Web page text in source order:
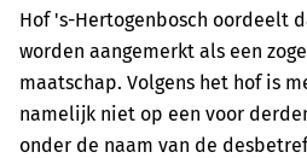
Hof 's-Hertogenbosch oordeelt
worden aangemerkt als een
maatschap. Volgens het hof is
namelijk niet op een voor
onder de naam van de